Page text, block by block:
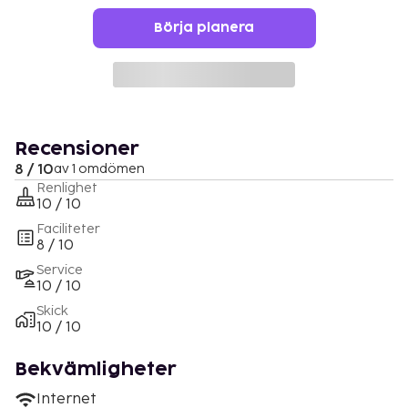
Börja planera
Recensioner
8 / 10av 1 omdömen
Renlighet
10 / 10
Faciliteter
8 / 10
Service
10 / 10
Skick
10 / 10
Bekvämligheter
Internet